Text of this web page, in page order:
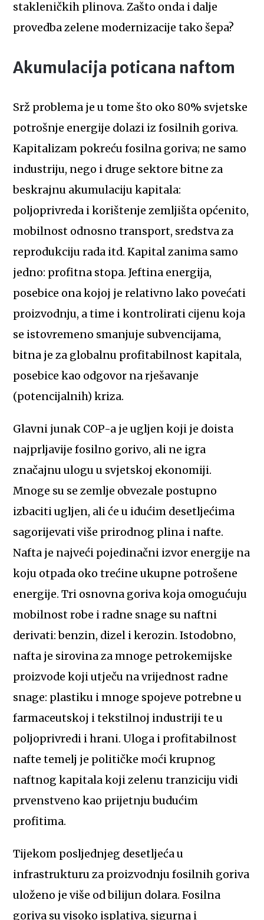
stakleničkih plinova. Zašto onda i dalje
provedba zelene modernizacije tako šepa?
Akumulacija poticana naftom
Srž problema je u tome što oko 80% svjetske
potrošnje energije dolazi iz fosilnih goriva.
Kapitalizam pokreću fosilna goriva; ne samo
industriju, nego i druge sektore bitne za
beskrajnu akumulaciju kapitala:
poljoprivreda i korištenje zemljišta općenito,
mobilnost odnosno transport, sredstva za
reprodukciju rada itd. Kapital zanima samo
jedno: profitna stopa. Jeftina energija,
posebice ona kojoj je relativno lako povećati
proizvodnju, a time i kontrolirati cijenu koja
se istovremeno smanjuje subvencijama,
bitna je za globalnu profitabilnost kapitala,
posebice kao odgovor na rješavanje
(potencijalnih) kriza.
Glavni junak COP-a je ugljen koji je doista
najprljavije fosilno gorivo, ali ne igra
značajnu ulogu u svjetskoj ekonomiji.
Mnoge su se zemlje obvezale postupno
izbaciti ugljen, ali će u idućim desetljećima
sagorijevati više prirodnog plina i nafte.
Nafta je najveći pojedinačni izvor energije na
koju otpada oko trećine ukupne potrošene
energije. Tri osnovna goriva koja omogućuju
mobilnost robe i radne snage su naftni
derivati: benzin, dizel i kerozin. Istodobno,
nafta je sirovina za mnoge petrokemijske
proizvode koji utječu na vrijednost radne
snage: plastiku i mnoge spojeve potrebne u
farmaceutskoj i tekstilnoj industriji te u
poljoprivredi i hrani. Uloga i profitabilnost
nafte temelj je političke moći krupnog
naftnog kapitala koji zelenu tranziciju vidi
prvenstveno kao prijetnju budućim
profitima.
Tijekom posljednjeg desetljeća u
infrastrukturu za proizvodnju fosilnih goriva
uloženo je više od bilijun dolara. Fosilna
goriva su visoko isplativa, sigurna i